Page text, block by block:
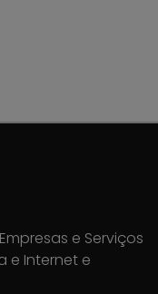
e Serviços
e Internet e